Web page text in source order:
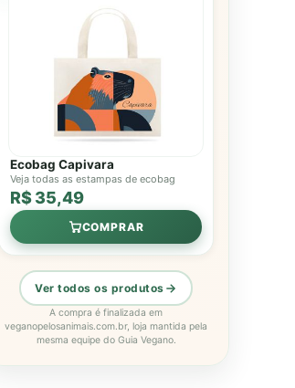
Ecobag Capivara
Veja todas as estampas de ecobag
R$ 35,49
COMPRAR
Ver todos os produtos
A compra é finalizada em
veganopelosanimais.com.br, loja mantida pela
mesma equipe do Guia Vegano.